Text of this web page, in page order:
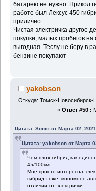
батарею не нужно. Прикол
работе был Лексус 450
прилично.
Чистая электричка другое
покупки, малых пробегов
выгодная. Теслу не беру в
бензине покупают
yakobson
Откуда: Томск-Новосибирск-
« Ответ #50 :
Цитата: Sonic от Марта 02,
Цитата: yakobson от Марта
Чем плох гибрид как
4л/100км.
Мне просто интересна
гибрид тоже экономное
отличии от электрички